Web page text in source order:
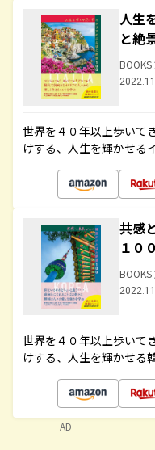
人生
と絶
世界を４０年以上歩いて
けする、人生を輝かせる
共感
１００
世界を４０年以上歩いて
けする、人生を輝かせる
AD